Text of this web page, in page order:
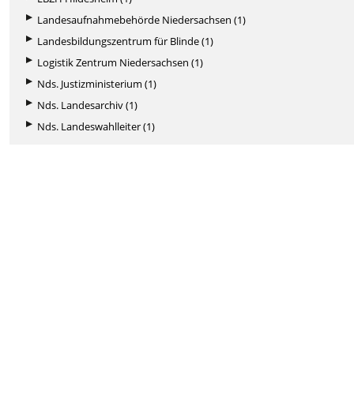
Landesaufnahmebehörde Niedersachsen (1)
Landesbildungszentrum für Blinde (1)
Logistik Zentrum Niedersachsen (1)
Nds. Justizministerium (1)
Nds. Landesarchiv (1)
Nds. Landeswahlleiter (1)